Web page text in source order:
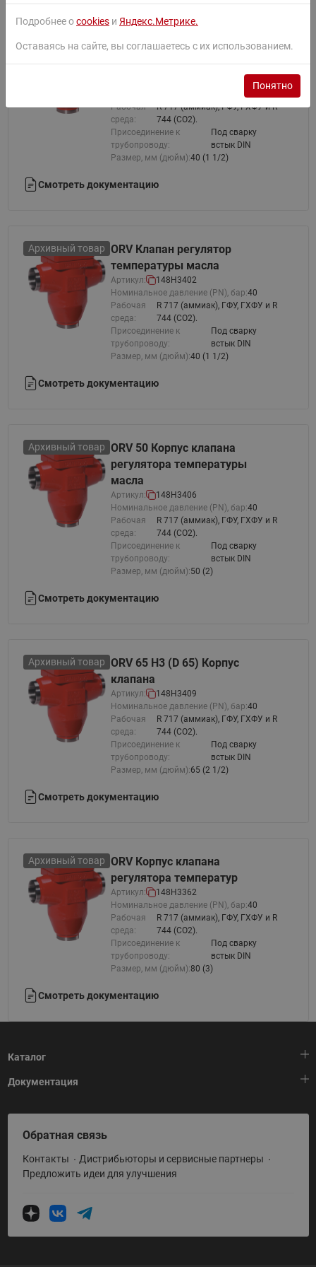
регулятора температуры
масла
Номинальное давление (PN), бар:
Рабочая
среда:
R 717 (аммиак), ГФУ, ГХФУ и R
744 (CO2).
Присоединение к
трубопроводу:
Под сварку
встык DIN
Размер, мм (дюйм):40 (1 1/2)
Смотреть документацию
Архивный товар ORV Клапан регулятор
температуры масла
Артикул:
148H3402
Номинальное давление (PN), бар:40
Рабочая
среда:
R 717 (аммиак), ГФУ, ГХФУ и R
744 (CO2).
Присоединение к
трубопроводу:
Под сварку
встык DIN
Размер, мм (дюйм):40 (1 1/2)
Смотреть документацию
Архивный товар ORV 50 Корпус клапана
регулятора температуры
масла
Артикул:
148H3406
Номинальное давление (PN), бар:40
Рабочая
среда:
R 717 (аммиак), ГФУ, ГХФУ и R
744 (CO2).
Присоединение к
трубопроводу:
Под сварку
встык DIN
Размер, мм (дюйм):50 (2)
Смотреть документацию
Архивный товар ORV 65 H3 (D 65) Корпус
клапана
Артикул:
148H3409
Номинальное давление (PN), бар:40
Рабочая
среда:
R 717 (аммиак), ГФУ, ГХФУ и R
744 (CO2).
Присоединение к
трубопроводу:
Под сварку
встык DIN
Размер, мм (дюйм):65 (2 1/2)
Смотреть документацию
Архивный товар ORV Корпус клапана
регулятора температур
Артикул:
148H3362
Номинальное давление (PN), бар:40
Рабочая
среда:
R 717 (аммиак), ГФУ, ГХФУ и R
744 (CO2).
Присоединение к
трубопроводу:
Под сварку
встык DIN
Размер, мм (дюйм):80 (3)
Смотреть документацию
Каталог
Тепловая автоматика
Холодильная техника
Приводная техника
Промышленная автоматика
Теплообменное оборудование
Насосное оборудование
Документация
HeatPlatform (Тепловая платформа)
Полезные программы и инструменты
Условия поставки
Обратная связь
Контакты
Дистрибьюторы и сервисные партнеры
Предложить идеи для улучшения
Подробнее оcookies и Яндекс.Метрике.
Оставаясь на сайте, вы соглашаетесь с их использованием.
Понятно